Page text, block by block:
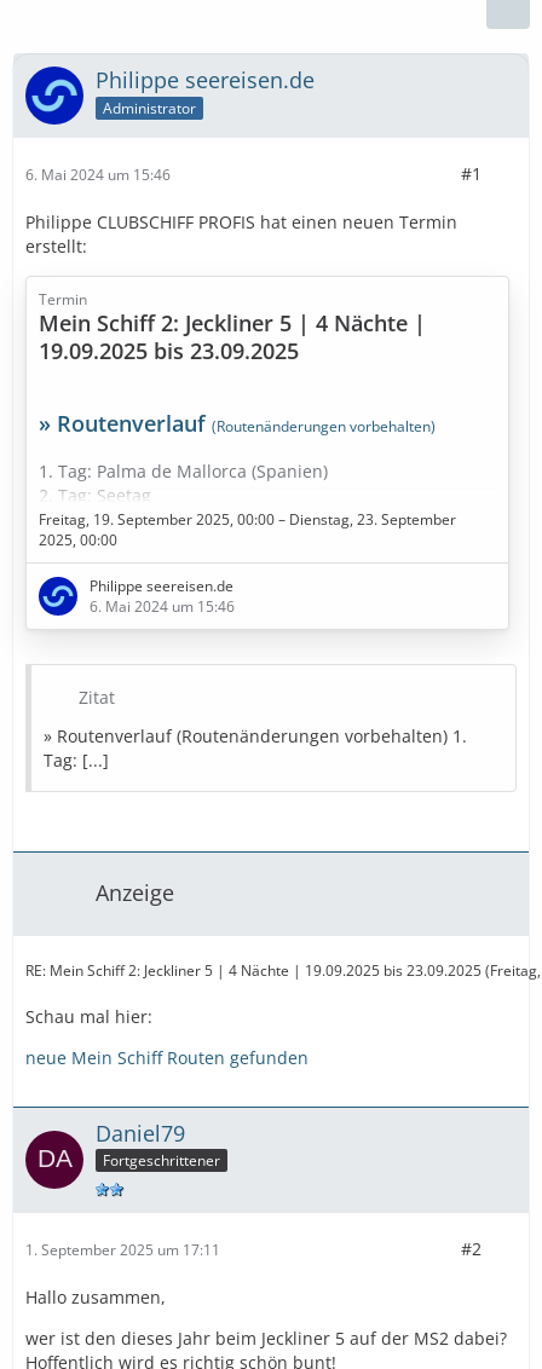
Philippe seereisen.de
Administrator
6. Mai 2024 um 15:46 #1
Philippe CLUBSCHIFF PROFIS hat einen neuen Termin
erstellt:
Termin
Mein Schiff 2: Jeckliner 5 | 4 Nächte |
19.09.2025 bis 23.09.2025
» Routenverlauf (Routenänderungen vorbehalten)
1. Tag: Palma de Mallorca (Spanien)
2. Tag: Seetag
3. Tag: Marseille (Frankreich)
4. Tag: Tarragona (Spanien)
5. Tag: Palma de Mallorca (Spanien)
» Bestpreise in Sicht
» Bestpreise für eure Urlaubsplanung
Ausflugstipps
Freitag, 19. September 2025, 00:00 – Dienstag, 23. September
2025, 00:00
Philippe seereisen.de
6. Mai 2024 um 15:46
Zitat
» Routenverlauf (Routenänderungen vorbehalten) 1.
Tag: [...]
Anzeige
RE: Mein Schiff 2: Jeckliner 5 | 4 Nächte | 19.09.2025 bis 23.09.2025
Schau mal hier:
neue Mein Schiff Routen gefunden
Daniel79
Fortgeschrittener
1. September 2025 um 17:11 #2
Hallo zusammen,
wer ist den dieses Jahr beim Jeckliner 5 auf der MS2 dabei?
Hoffentlich wird es richtig schön bunt!